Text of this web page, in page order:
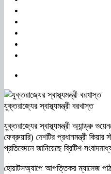
যুক্তরাজ্যের স্বাস্থ্যমন্ত্রী বরখাস্ত
যুক্তরাজ্যের স্বাস্থ্যমন্ত্রী অ্যান্ড্রু
ফেব্রুয়ারি) দেশটির প্রধানমন্ত্রী
প্রতিবেদনে জানিয়েছে ব্রিটিশ
হোয়াটসঅ্যাপে আপত্তিকর ম্যাসেজ